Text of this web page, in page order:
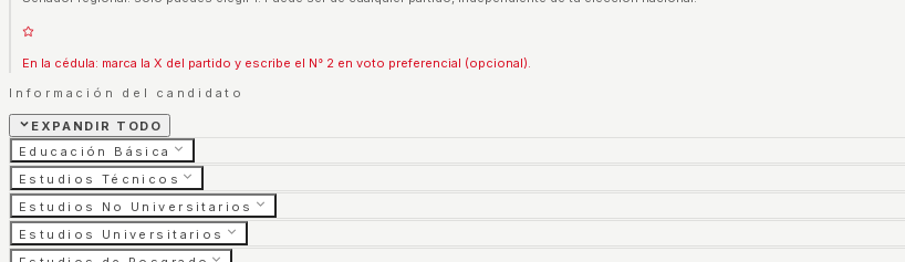
En la cédula: marca la X del partido y escribe el N° 2 en voto preferencial (opcional).
Información del candidato
EXPANDIR TODO
Educación Básica
Estudios Técnicos
Estudios No Universitarios
Estudios Universitarios